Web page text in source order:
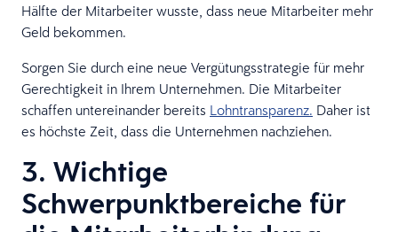
Hälfte der Mitarbeiter wusste, dass neue Mitarbeiter mehr
Geld bekommen.
Sorgen Sie durch eine neue Vergütungsstrategie für mehr
Gerechtigkeit in Ihrem Unternehmen. Die Mitarbeiter
schaffen untereinander bereits Lohntransparenz. Daher ist
es höchste Zeit, dass die Unternehmen nachziehen.
3. Wichtige
Schwerpunktbereiche für